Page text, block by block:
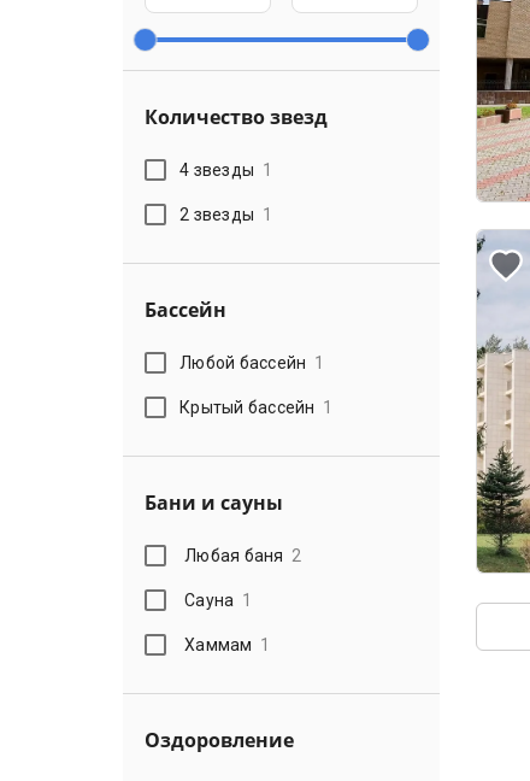
Количество звезд
4 звезды 1
2 звезды 1
Бассейн
Любой бассейн 1
Крытый бассейн 1
Бани и сауны
Любая баня 2
Сауна 1
Хаммам 1
Оздоровление